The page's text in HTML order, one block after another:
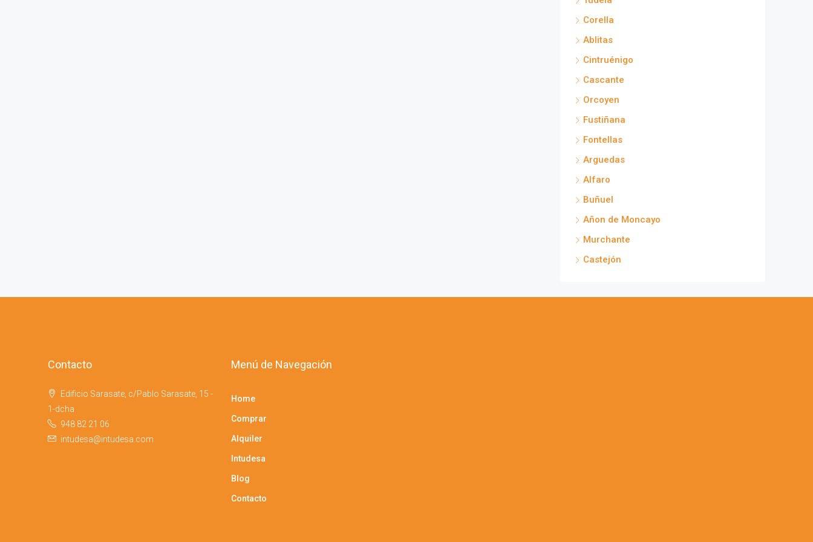
Corella
Ablitas
Cintruénigo
Cascante
Orcoyen
Fustiñana
Fontellas
Arguedas
Alfaro
Buñuel
Añon de Moncayo
Murchante
Castejón
Contacto
Edificio Sarasate, c/Pablo Sarasate, 15 -
1-dcha
948 82 21 06
intudesa@intudesa.com
Menú de Navegación
Home
Comprar
Alquiler
Intudesa
Blog
Contacto